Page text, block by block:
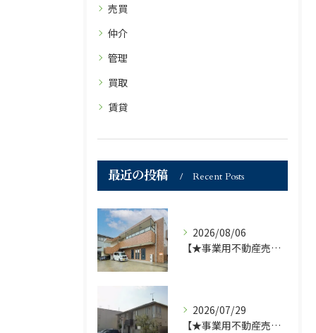
売買
仲介
管理
買取
賃貸
最近の投稿 Recent Posts
2026/08/06
【★事業用不動産売買仲介専門部署より★】福岡市の不動産｜株式会社ランドマーク●1棟収益物件・価格が下がりました！！●
2026/07/29
【★事業用不動産売買仲介専門部署より★】福岡市の不動産｜株式会社ランドマーク ●収益物件 「D-roomアネシス」価格改定のお知らせ●